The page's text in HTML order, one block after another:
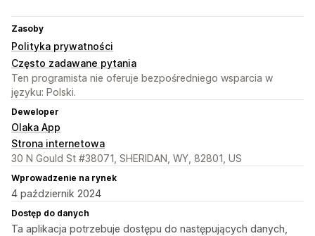
Zasoby
Polityka prywatności
Często zadawane pytania
Ten programista nie oferuje bezpośredniego wsparcia w
języku: Polski.
Deweloper
Olaka App
Strona internetowa
30 N Gould St #38071, SHERIDAN, WY, 82801, US
Wprowadzenie na rynek
4 październik 2024
Dostęp do danych
Ta aplikacja potrzebuje dostępu do następujących danych,